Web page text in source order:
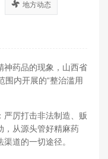
地方动态
药品的现象，山西省
围内开展的“整治滥用
厉打击非法制造、贩
，从源头管好精麻药
道的一切途径。